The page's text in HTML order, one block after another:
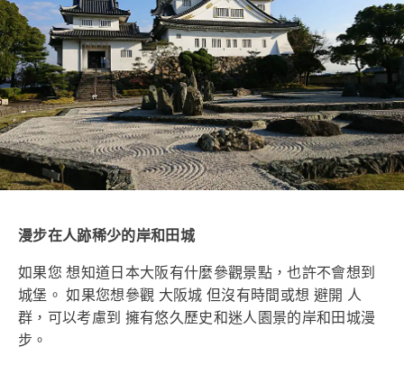
漫步在人跡稀少的岸和田城
如果您 想知道日本大阪有什麼參觀景點，也許不會想到
城堡。 如果您想參觀 大阪城 但沒有時間或想 避開 人
群，可以考慮到 擁有悠久歷史和迷人園景的岸和田城漫
步。